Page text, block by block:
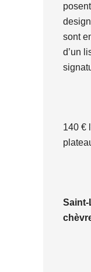
sont
d’un
140 €